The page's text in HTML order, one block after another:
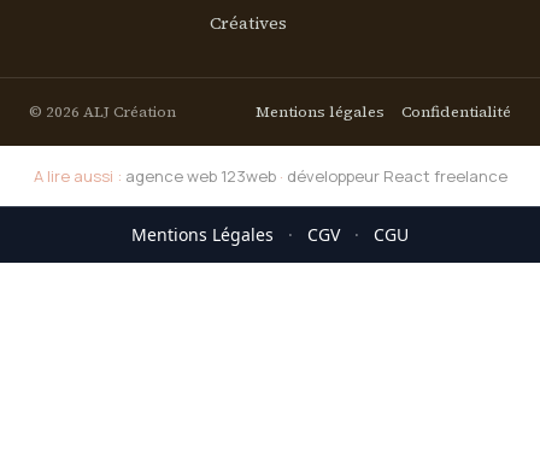
Créatives
© 2026 ALJ Création Mentions légales Confidentialité
A lire aussi : agence web 123web· développeur React freelance
Mentions Légales · CGV · CGU